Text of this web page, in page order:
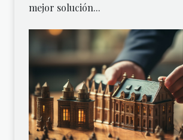
mejor solución...